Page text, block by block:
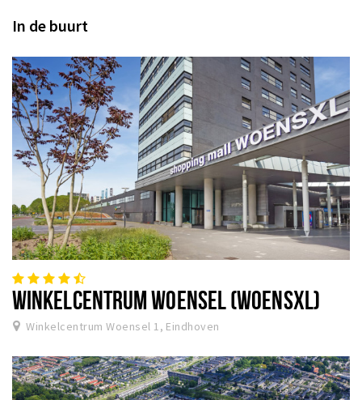
In de buurt
WINKELCENTRUM WOENSEL (WOENSXL)
Winkelcentrum Woensel 1, Eindhoven